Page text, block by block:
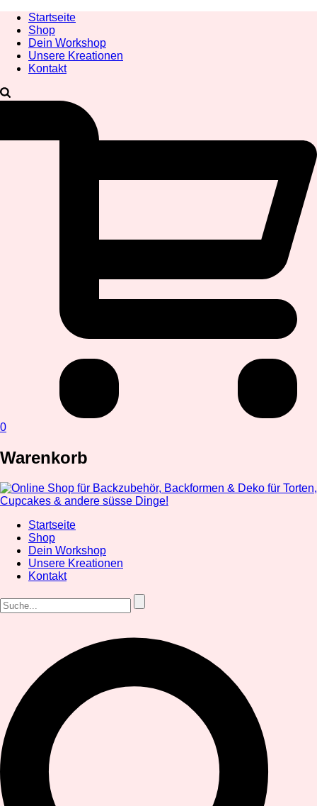
Startseite
Shop
Dein Workshop
Unsere Kreationen
Kontakt
0
Warenkorb
Startseite
Shop
Dein Workshop
Unsere Kreationen
Kontakt